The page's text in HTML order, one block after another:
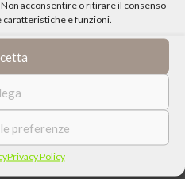
acconsentire o ritirare il consenso
e funzioni.
preferenze
Privacy Policy